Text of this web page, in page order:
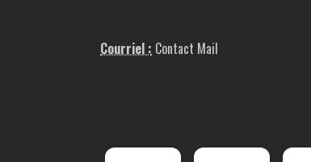
Courriel : Contact Mail